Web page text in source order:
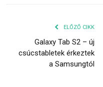
ELŐZŐ CIKK
Galaxy Tab S2 – új
csúcstabletek érkeztek
a Samsungtól